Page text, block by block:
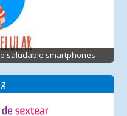
saludable smartphones